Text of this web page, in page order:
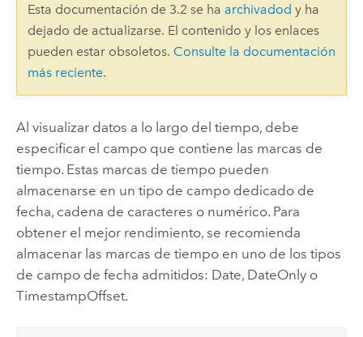
Esta documentación de 3.2 se ha archivadod y ha
dejado de actualizarse. El contenido y los enlaces
pueden estar obsoletos. Consulte la documentación
más reciente.
Al visualizar datos a lo largo del tiempo, debe
especificar el campo que contiene las marcas de
tiempo. Estas marcas de tiempo pueden
almacenarse en un tipo de campo dedicado de
fecha, cadena de caracteres o numérico. Para
obtener el mejor rendimiento, se recomienda
almacenar las marcas de tiempo en uno de los tipos
de campo de fecha admitidos: Date, DateOnly o
TimestampOffset.